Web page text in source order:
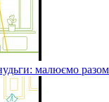
малюємо